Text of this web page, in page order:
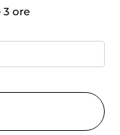
3 ore